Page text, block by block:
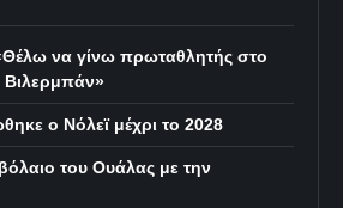
να γίνω πρωταθλητής στο
Βιλερμπάν»
ο Νόλεϊ μέχρι το 2028
του Ουάλας με την